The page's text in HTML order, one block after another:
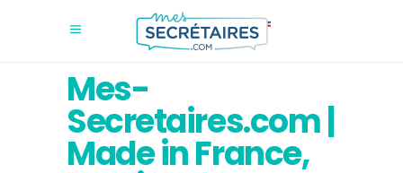
Mes-
Secretaires.com |
Made in France,